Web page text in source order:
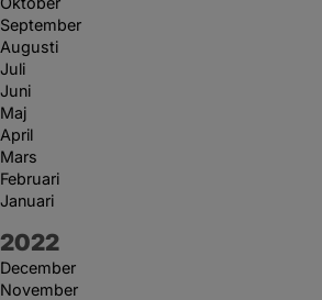
September
Augusti
Juli
Juni
Maj
April
Mars
Februari
Januari
År:
2022
December
November